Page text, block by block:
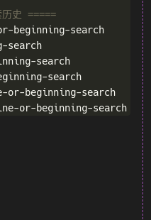
史 =====
beginning-search
down-line-or-beginning-search
zle -N up-line-or-beginning-search
zle -N down-line-or-beginning-search
up-line-or-beginning-search
down-line-or-beginning-search